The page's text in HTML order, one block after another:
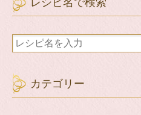
カテゴリー